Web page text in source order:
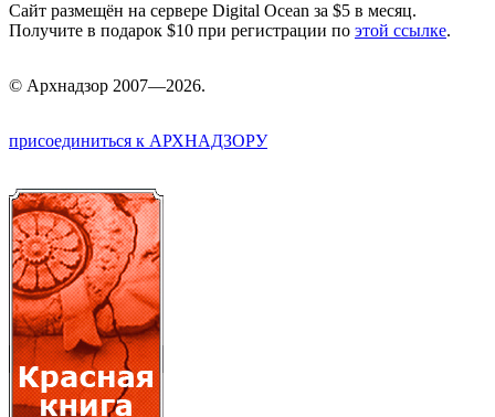
Сайт размещён на сервере Digital Ocean за $5 в месяц.
Получите в подарок $10 при регистрации по этой ссылке.
© Архнадзор 2007—2026.
присоединиться к АРХНАДЗОРУ